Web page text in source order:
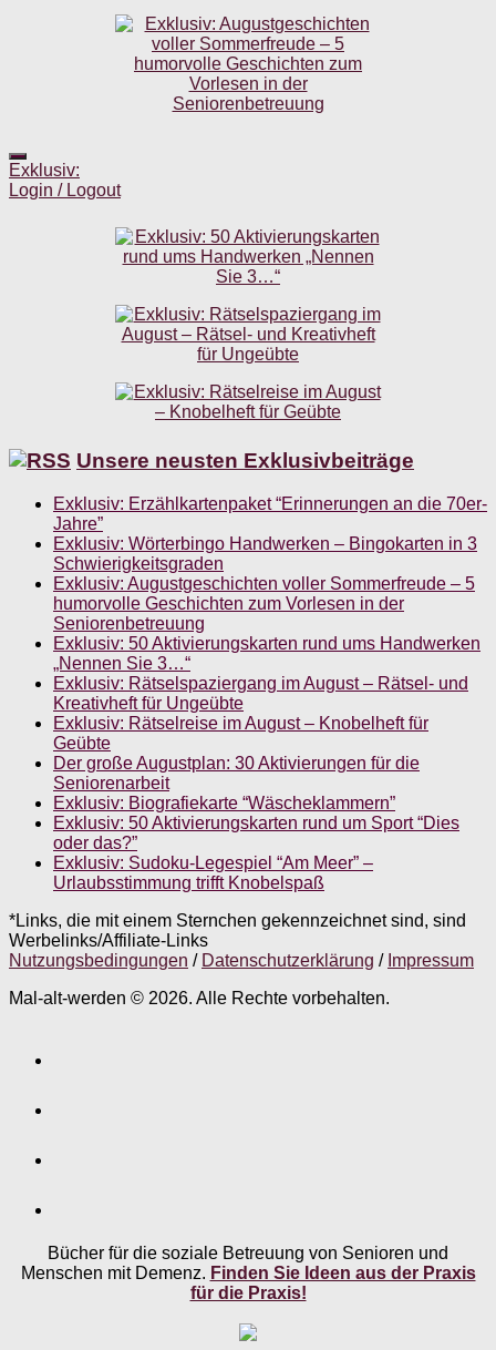
Exklusiv:
Login / Logout
Unsere neusten Exklusivbeiträge
Exklusiv: Erzählkartenpaket “Erinnerungen an die 70er-
Jahre”
Exklusiv: Wörterbingo Handwerken – Bingokarten in 3
Schwierigkeitsgraden
Exklusiv: Augustgeschichten voller Sommerfreude – 5
humorvolle Geschichten zum Vorlesen in der
Seniorenbetreuung
Exklusiv: 50 Aktivierungskarten rund ums Handwerken
„Nennen Sie 3…“
Exklusiv: Rätselspaziergang im August – Rätsel- und
Kreativheft für Ungeübte
Exklusiv: Rätselreise im August – Knobelheft für
Geübte
Der große Augustplan: 30 Aktivierungen für die
Seniorenarbeit
Exklusiv: Biografiekarte “Wäscheklammern”
Exklusiv: 50 Aktivierungskarten rund um Sport “Dies
oder das?”
Exklusiv: Sudoku-Legespiel “Am Meer” –
Urlaubsstimmung trifft Knobelspaß
*Links, die mit einem Sternchen gekennzeichnet sind, sind
Werbelinks/Affiliate-Links
Nutzungsbedingungen / Datenschutzerklärung / Impressum
Mal-alt-werden © 2026. Alle Rechte vorbehalten.
Bücher für die soziale Betreuung von Senioren und
Menschen mit Demenz. Finden Sie Ideen aus der Praxis
für die Praxis!